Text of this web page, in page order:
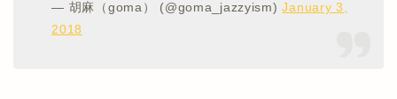
— 胡麻（goma） (@goma_jazzyism)January 3,
2018